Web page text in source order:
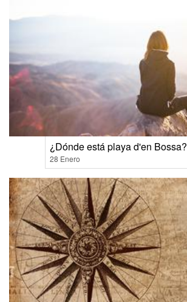
¿Dónde está playa d'en Bossa?
28 Enero